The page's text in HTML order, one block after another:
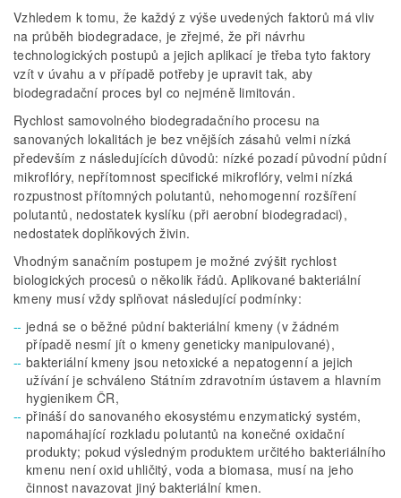
Vzhledem k tomu, že každý z výše uvedených faktorů má vliv
na průběh biodegradace, je zřejmé, že při návrhu
technologických postupů a jejich aplikací je třeba tyto faktory
vzít v úvahu a v případě potřeby je upravit tak, aby
biodegradační proces byl co nejméně limitován.
Rychlost samovolného biodegradačního procesu na
sanovaných lokalitách je bez vnějších zásahů velmi nízká
především z následujících důvodů: nízké pozadí původní půdní
mikroflóry, nepřítomnost specifické mikroflóry, velmi nízká
rozpustnost přítomných polutantů, nehomogenní rozšíření
polutantů, nedostatek kyslíku (při aerobní biodegradaci),
nedostatek doplňkových živin.
Vhodným sanačním postupem je možné zvýšit rychlost
biologických procesů o několik řádů. Aplikované bakteriální
kmeny musí vždy splňovat následující podmínky:
jedná se o běžné půdní bakteriální kmeny (v žádném
případě nesmí jít o kmeny geneticky manipulované),
bakteriální kmeny jsou netoxické a nepatogenní a jejich
užívání je schváleno Státním zdravotním ústavem a hlavním
hygienikem ČR,
přináší do sanovaného ekosystému enzymatický systém,
napomáhající rozkladu polutantů na konečné oxidační
produkty; pokud výsledným produktem určitého bakteriálního
kmenu není oxid uhličitý, voda a biomasa, musí na jeho
činnost navazovat jiný bakteriální kmen.